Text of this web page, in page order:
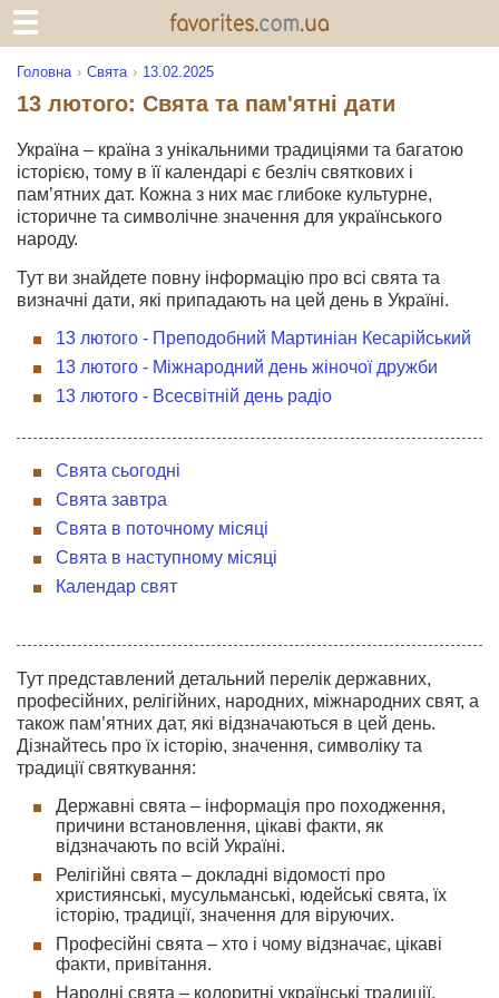
Головна Свята 13.02.2025
13 лютого: Свята та пам'ятні дати
Україна – країна з унікальними традиціями та багатою
історією, тому в її календарі є безліч святкових і
пам’ятних дат. Кожна з них має глибоке культурне,
історичне та символічне значення для українського
народу.
Тут ви знайдете повну інформацію про всі свята та
визначні дати, які припадають на цей день в Україні.
13 лютого - Преподобний Мартиніан Кесарійський
13 лютого - Міжнародний день жіночої дружби
13 лютого - Всесвітній день радіо
Свята сьогодні
Свята завтра
Свята в поточному місяці
Свята в наступному місяці
Календар свят
Тут представлений детальний перелік державних,
професійних, релігійних, народних, міжнародних свят, а
також пам’ятних дат, які відзначаються в цей день.
Дізнайтесь про їх історію, значення, символіку та
традиції святкування:
Державні свята – інформація про походження,
причини встановлення, цікаві факти, як
відзначають по всій Україні.
Релігійні свята – докладні відомості про
християнські, мусульманські, юдейські свята, їх
історію, традиції, значення для віруючих.
Професійні свята – хто і чому відзначає, цікаві
факти, привітання.
Народні свята – колоритні українські традиції,